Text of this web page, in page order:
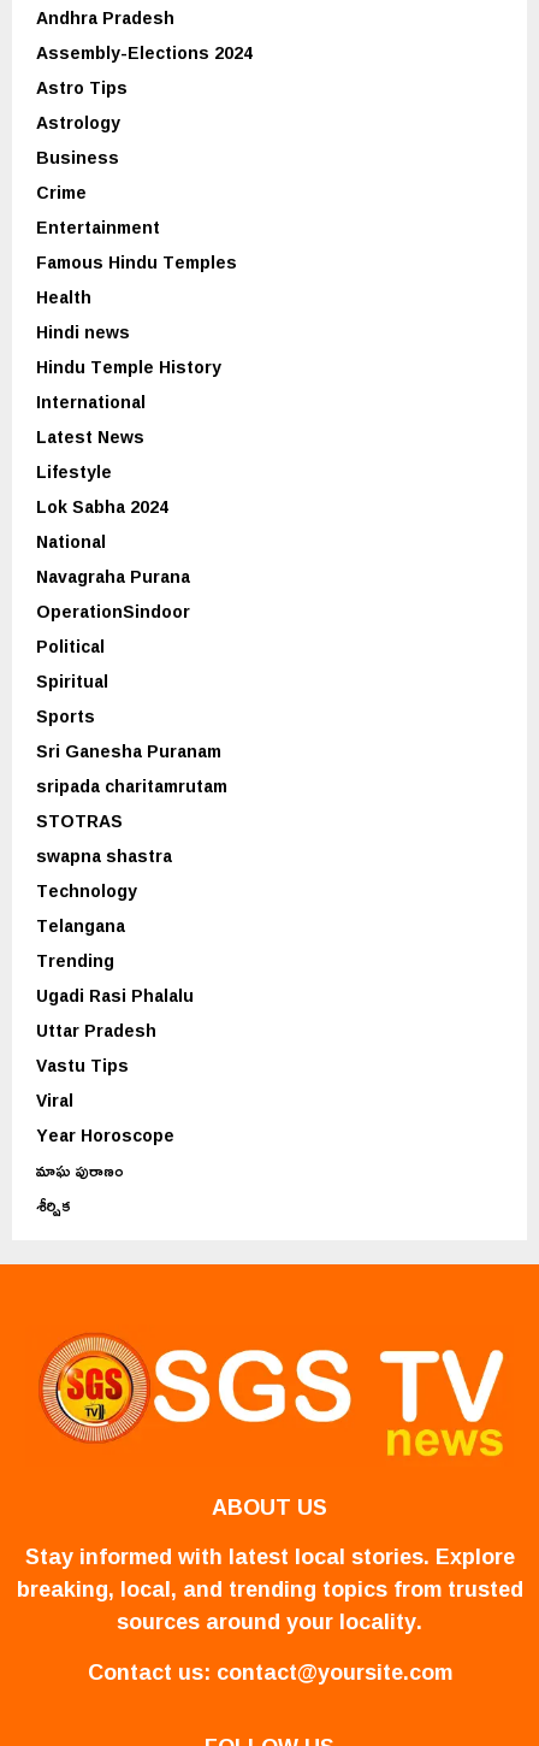
Andhra Pradesh
Assembly-Elections 2024
Astro Tips
Astrology
Business
Crime
Entertainment
Famous Hindu Temples
Health
Hindi news
Hindu Temple History
International
Latest News
Lifestyle
Lok Sabha 2024
National
Navagraha Purana
OperationSindoor
Political
Spiritual
Sports
Sri Ganesha Puranam
sripada charitamrutam
STOTRAS
swapna shastra
Technology
Telangana
Trending
Ugadi Rasi Phalalu
Uttar Pradesh
Vastu Tips
Viral
Year Horoscope
మాఘ పురాణం
శీర్షిక
ABOUT US
Stay informed with latest local stories. Explore
breaking, local, and trending topics from trusted
sources around your locality.
Contact us: contact@yoursite.com